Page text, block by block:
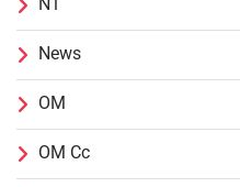
News
OM
OM Cc